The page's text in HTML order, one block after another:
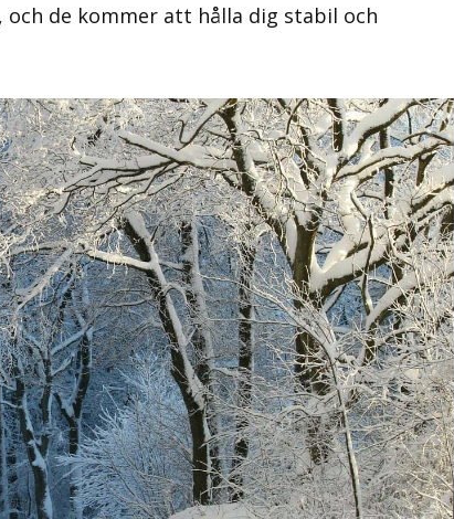
de kommer att hålla dig stabil och